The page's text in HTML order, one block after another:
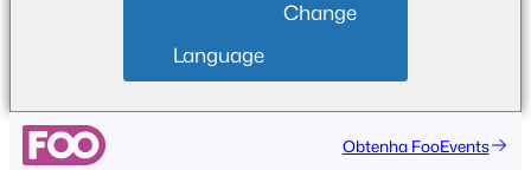
Language
Saltar
para
Obtenha FooEvents